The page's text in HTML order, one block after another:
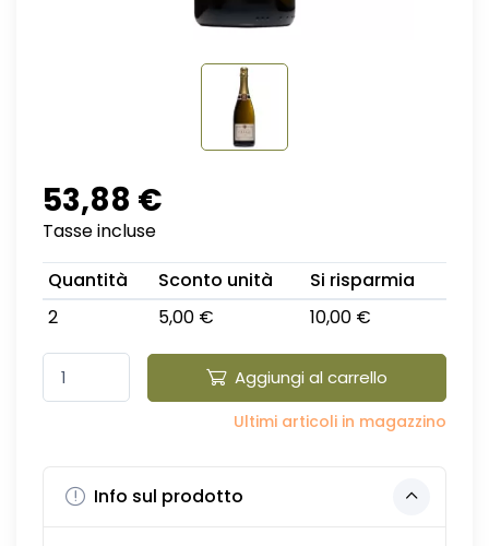
53,88 €
Tasse incluse
Quantità
Sconto unità
Si risparmia
2
5,00 € 10,00 €
Aggiungi al carrello
Ultimi articoli in magazzino
Info sul prodotto